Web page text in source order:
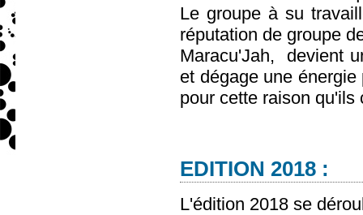
Le groupe à su
réputation de groupe
Maracu'Jah, devient
et dégage une
pour cette raison
EDITION 2018 :
L'édition 2018 se